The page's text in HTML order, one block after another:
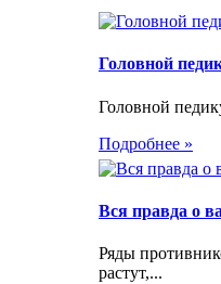
Головной
Головной
Подробнее »
Вся правда о
Ряды
растут,...